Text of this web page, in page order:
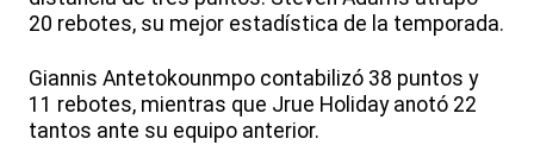
20 rebotes, su mejor estadística de la temporada.
Giannis Antetokounmpo contabilizó 38 puntos y
11 rebotes, mientras que Jrue Holiday anotó 22
tantos ante su equipo anterior.